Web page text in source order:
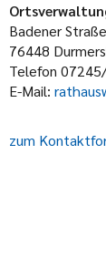
Badener
76448
Telefon
E-Mail:
zum